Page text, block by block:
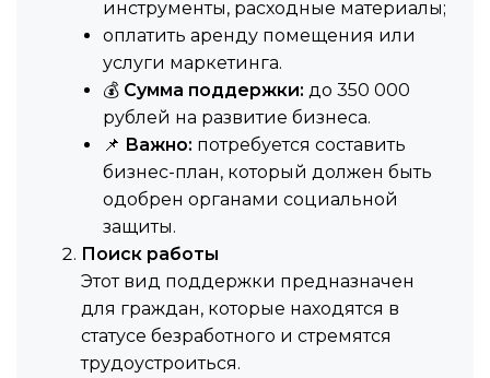
инструменты, расходные материалы;
оплатить аренду помещения или
услуги маркетинга.
💰 Сумма поддержки: до 350 000
рублей на развитие бизнеса.
📌 Важно: потребуется составить
бизнес-план, который должен быть
одобрен органами социальной
защиты.
Поиск работы
Этот вид поддержки предназначен
для граждан, которые находятся в
статусе безработного и стремятся
трудоустроиться.